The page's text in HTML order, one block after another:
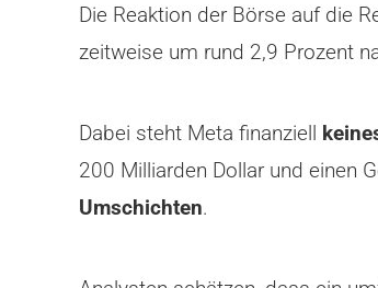
Die Reaktion der Börse auf die
zeitweise um rund 2,9 Prozent
Dabei steht Meta finanziell
200 Milliarden Dollar und einen
Umschichten.